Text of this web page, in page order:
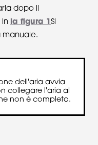
dopo il
in la figura 1 Si
manuale.
dell'aria avvia
collegare l'aria al
non è completa.